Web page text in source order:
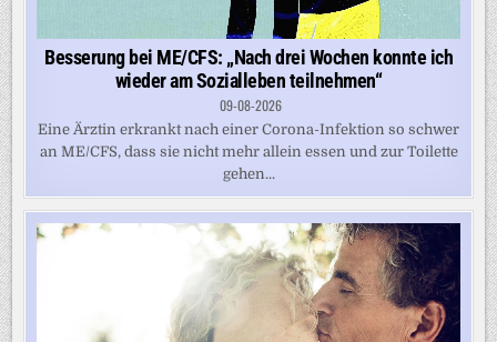
Besserung bei ME/CFS: „Nach drei Wochen konnte ich
wieder am Sozialleben teilnehmen“
09-08-2026
Eine Ärztin erkrankt nach einer Corona-Infektion so schwer
an ME/CFS, dass sie nicht mehr allein essen und zur Toilette
gehen...